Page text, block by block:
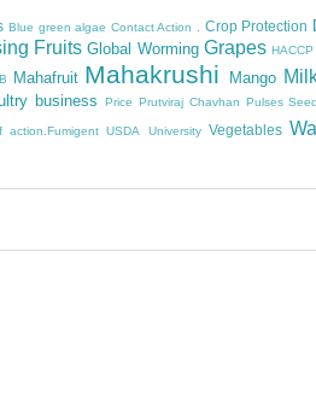
Blue green algae Contact Action . Crop Protection
Fruits Global Worming Grapes HACCP
Mahafruit Mahakrushi Mango
business Price Prutviraj Chavhan Pulses
action.Fumigent USDA University Vegetables